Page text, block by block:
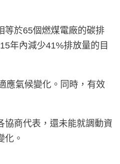
等於65個燃煤電廠的碳排
年內減少41%排放量的目
應氣候變化。同時，有效
協商代表，還未能就調動資
化。